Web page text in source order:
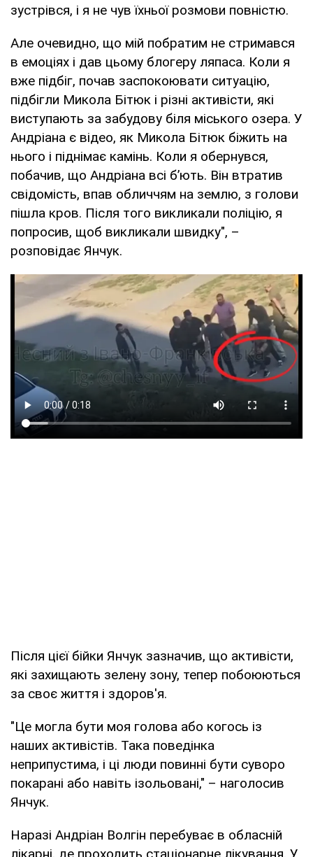
зустрівся, і я не чув їхньої розмови повністю.
Але очевидно, що мій побратим не стримався
в емоціях і дав цьому блогеру ляпаса. Коли я
вже підбіг, почав заспокоювати ситуацію,
підбігли Микола Бітюк і різні активісти, які
виступають за забудову біля міського озера. У
Андріана є відео, як Микола Бітюк біжить на
нього і піднімає камінь. Коли я обернувся,
побачив, що Андріана всі б’ють. Він втратив
свідомість, впав обличчям на землю, з голови
пішла кров. Після того викликали поліцію, я
попросив, щоб викликали швидку", –
розповідає Янчук.
Після цієї бійки Янчук зазначив, що активісти,
які захищають зелену зону, тепер побоюються
за своє життя і здоров'я.
"Це могла бути моя голова або когось із
наших активістів. Така поведінка
неприпустима, і ці люди повинні бути суворо
покарані або навіть ізольовані," – наголосив
Янчук.
Наразі Андріан Волгін перебуває в обласній